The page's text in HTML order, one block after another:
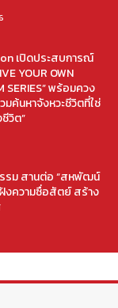
เปิดประสบการณ์
YOUR OWN
SERIES” พร้อมควง
ค้นหาจังหวะชีวิตที่ใช่
วิต”
รม สานต่อ “สหพัฒน์
งความซื่อสัตย์ สร้าง